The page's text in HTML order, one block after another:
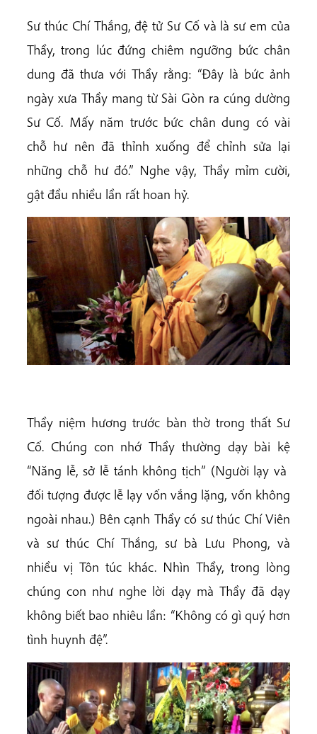
Sư thúc Chí Thắng, đệ tử Sư Cố và là sư em của
Thầy, trong lúc đứng chiêm ngưỡng bức chân
dung đã thưa với Thầy rằng: “Đây là bức ảnh
ngày xưa Thầy mang từ Sài Gòn ra cúng dường
Sư Cố. Mấy năm trước bức chân dung có vài
chỗ hư nên đã thỉnh xuống để chỉnh sửa lại
những chỗ hư đó.” Nghe vậy, Thầy mỉm cười,
gật đầu nhiều lần rất hoan hỷ.
Thầy niệm hương trước bàn thờ trong thất Sư
Cố. Chúng con nhớ Thầy thường dạy bài kệ
“Năng lễ, sở lễ tánh không tịch” (Người lạy và
đối tượng được lễ lạy vốn vắng lặng, vốn không
ngoài nhau.) Bên cạnh Thầy có sư thúc Chí Viên
và sư thúc Chí Thắng, sư bà Lưu Phong, và
nhiều vị Tôn túc khác. Nhìn Thầy, trong lòng
chúng con như nghe lời dạy mà Thầy đã dạy
không biết bao nhiêu lần: “Không có gì quý hơn
tình huynh đệ”.